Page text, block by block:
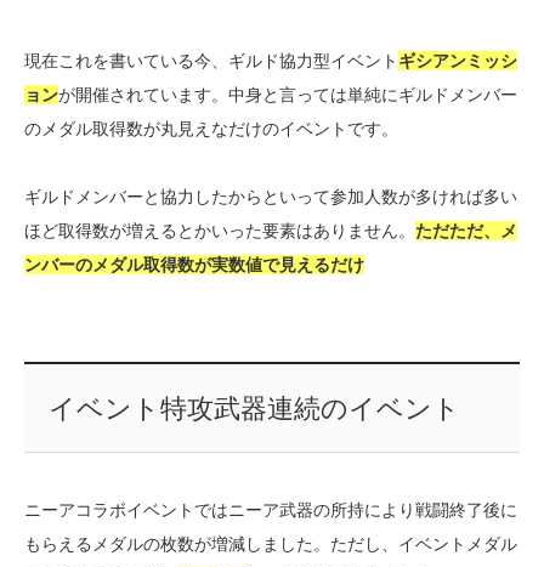
現在これを書いている今、ギルド協力型イベント ギシアンミッシ
ョンが開催されています。中身と言っては単純にギルドメンバー
のメダル取得数が丸見えなだけのイベントです。
ギルドメンバーと協力したからといって参加人数が多ければ多い
ほど取得数が増えるとかいった要素はありません。 ただただ、メ
ンバーのメダル取得数が実数値で見えるだけ
イベント特攻武器連続のイベント
ニーアコラボイベントではニーア武器の所持により戦闘終了後に
もらえるメダルの枚数が増減しました。ただし、イベントメダル